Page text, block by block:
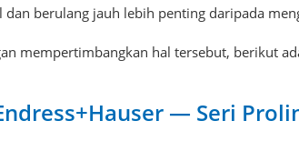
dan berulang jauh lebih penting daripada
mempertimbangkan hal tersebut, berikut
— Seri